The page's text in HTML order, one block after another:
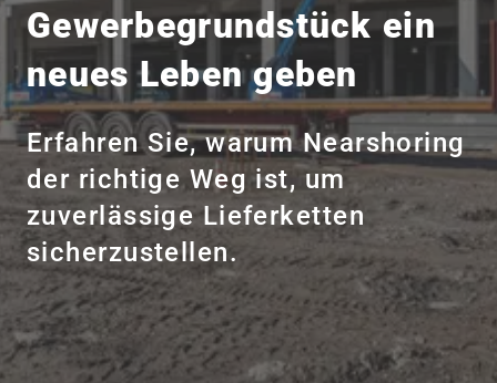
Gewerbegrundstück ein
neues Leben geben
Erfahren Sie, warum Nearshoring
der richtige Weg ist, um
zuverlässige Lieferketten
sicherzustellen.